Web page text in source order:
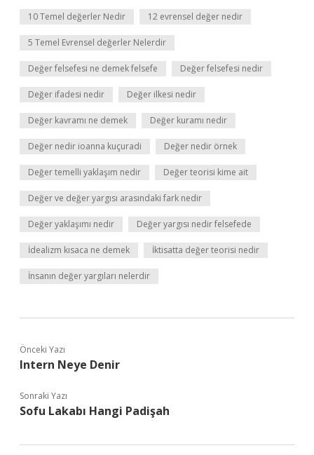
10 Temel değerler Nedir 12 evrensel değer nedir
5 Temel Evrensel değerler Nelerdir
Değer felsefesi ne demek felsefe Değer felsefesi nedir
Değer ifadesi nedir Değer ilkesi nedir
Değer kavramı ne demek Değer kuramı nedir
Değer nedir ioanna kuçuradi Değer nedir örnek
Değer temelli yaklaşım nedir Değer teorisi kime ait
Değer ve değer yargısı arasındaki fark nedir
Değer yaklaşımı nedir Değer yargısı nedir felsefede
İdealizm kısaca ne demek İktisatta değer teorisi nedir
İnsanın değer yargıları nelerdir
Önceki Yazı
Intern Neye Denir
Sonraki Yazı
Sofu Lakabı Hangi Padişah